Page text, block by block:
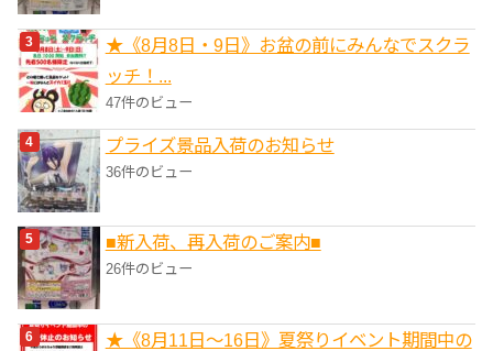
★《8月8日・9日》お盆の前にみんなでスクラ
ッチ！...
47件のビュー
プライズ景品入荷のお知らせ
36件のビュー
■新入荷、再入荷のご案内■
26件のビュー
★《8月11日～16日》夏祭りイベント期間中の